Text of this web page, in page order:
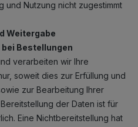
Nutzung nicht zugestimmt
Weitergabe
Bestellungen
verarbeiten wir Ihre
soweit dies zur Erfüllung und
zur Bearbeitung Ihrer
der Daten ist für
Eine Nichtbereitstellung hat